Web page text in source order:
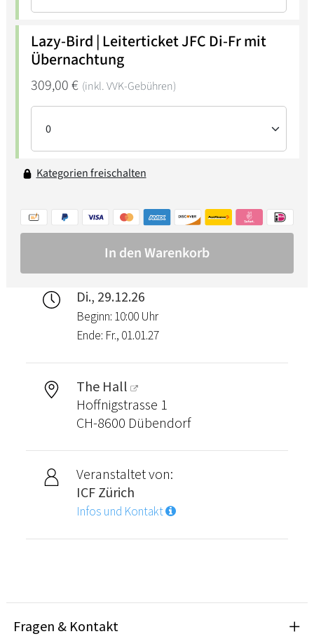
Di., 29.12.26
Beginn: 10:00 Uhr
Ende: Fr., 01.01.27
The Hall
Hoffnigstrasse 1
CH-8600 Dübendorf
Veranstaltet von:
ICF Zürich
Infos und Kontakt
Fragen & Kontakt